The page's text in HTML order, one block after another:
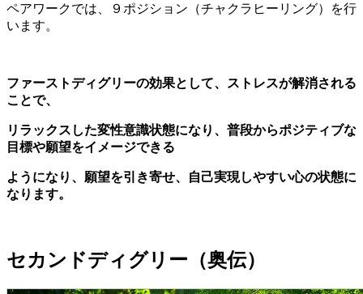
ペアワークでは、９ポジション（チャクラヒーリング）を行
います。
ファーストディグリーの効果として、ストレスが解消される
ことで、
リラックスした変性意識状態になり、普段からポジティブな
目標や願望をイメージできる
ようになり、願望を引き寄せ、自己実現しやすい心の状態に
なります。
セカンドディグリー（奥伝）